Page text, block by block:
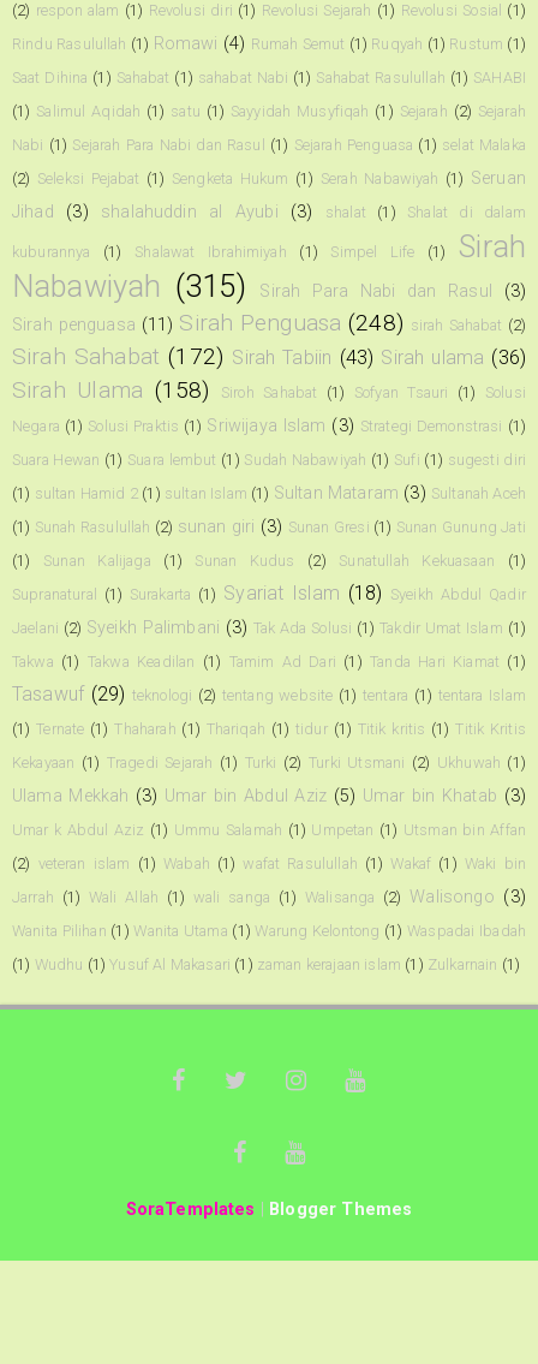
(2) respon alam (1) Revolusi diri (1) Revolusi Sejarah (1) Revolusi Sosial (1)
Rindu Rasulullah (1) Romawi (4) Rumah Semut (1) Ruqyah (1) Rustum (1)
Saat Dihina (1) Sahabat (1) sahabat Nabi (1) Sahabat Rasulullah (1) SAHABI
(1) Salimul Aqidah (1) satu (1) Sayyidah Musyfiqah (1) Sejarah (2) Sejarah
Nabi (1) Sejarah Para Nabi dan Rasul (1) Sejarah Penguasa (1) selat Malaka
(2) Seleksi Pejabat (1) Sengketa Hukum (1) Serah Nabawiyah (1) Seruan
Jihad
(3) shalahuddin al Ayubi (3) shalat (1) Shalat di dalam
kuburannya (1) Shalawat Ibrahimiyah (1) Simpel Life (1)
Sirah
Nabawiyah (315) Sirah Para Nabi dan Rasul
(3)
Sirah penguasa (11) Sirah Penguasa (248) sirah Sahabat (2)
Sirah Sahabat (172) Sirah Tabiin (43) Sirah ulama (36)
Sirah Ulama (158) Siroh Sahabat (1) Sofyan Tsauri (1)
Solusi
Negara (1) Solusi Praktis (1) Sriwijaya Islam (3) Strategi Demonstrasi (1)
Suara Hewan (1) Suara lembut (1) Sudah Nabawiyah (1) Sufi (1) sugesti diri
(1) sultan Hamid 2 (1) sultan Islam (1) Sultan Mataram (3) Sultanah Aceh
(1) Sunah Rasulullah (2) sunan giri (3) Sunan Gresi (1) Sunan Gunung Jati
(1)
Sunan Kalijaga (1) Sunan Kudus (2) Sunatullah Kekuasaan
(1)
Supranatural
(1) Surakarta (1) Syariat Islam (18) Syeikh Abdul Qadir
Jaelani (2) Syeikh Palimbani (3) Tak Ada Solusi (1) Takdir Umat Islam (1)
Takwa (1) Takwa Keadilan (1) Tamim Ad Dari (1) Tanda Hari Kiamat (1)
Tasawuf (29) teknologi (2) tentang website (1) tentara (1) tentara Islam
(1) Ternate (1) Thaharah (1) Thariqah (1) tidur (1) Titik kritis (1) Titik Kritis
Kekayaan (1) Tragedi Sejarah (1) Turki (2) Turki Utsmani (2) Ukhuwah (1)
Ulama Mekkah (3) Umar bin Abdul Aziz (5) Umar bin Khatab (3)
Umar k Abdul Aziz (1) Ummu Salamah (1) Umpetan (1) Utsman bin Affan
(2) veteran islam (1) Wabah (1) wafat Rasulullah (1) Wakaf (1) Waki bin
Jarrah (1) Wali Allah (1) wali sanga (1) Walisanga (2) Walisongo (3)
Wanita Pilihan (1) Wanita Utama (1) Warung Kelontong (1) Waspadai Ibadah
(1) Wudhu (1) Yusuf Al Makasari (1) zaman kerajaan islam (1) Zulkarnain (1)
SoraTemplates Blogger Themes